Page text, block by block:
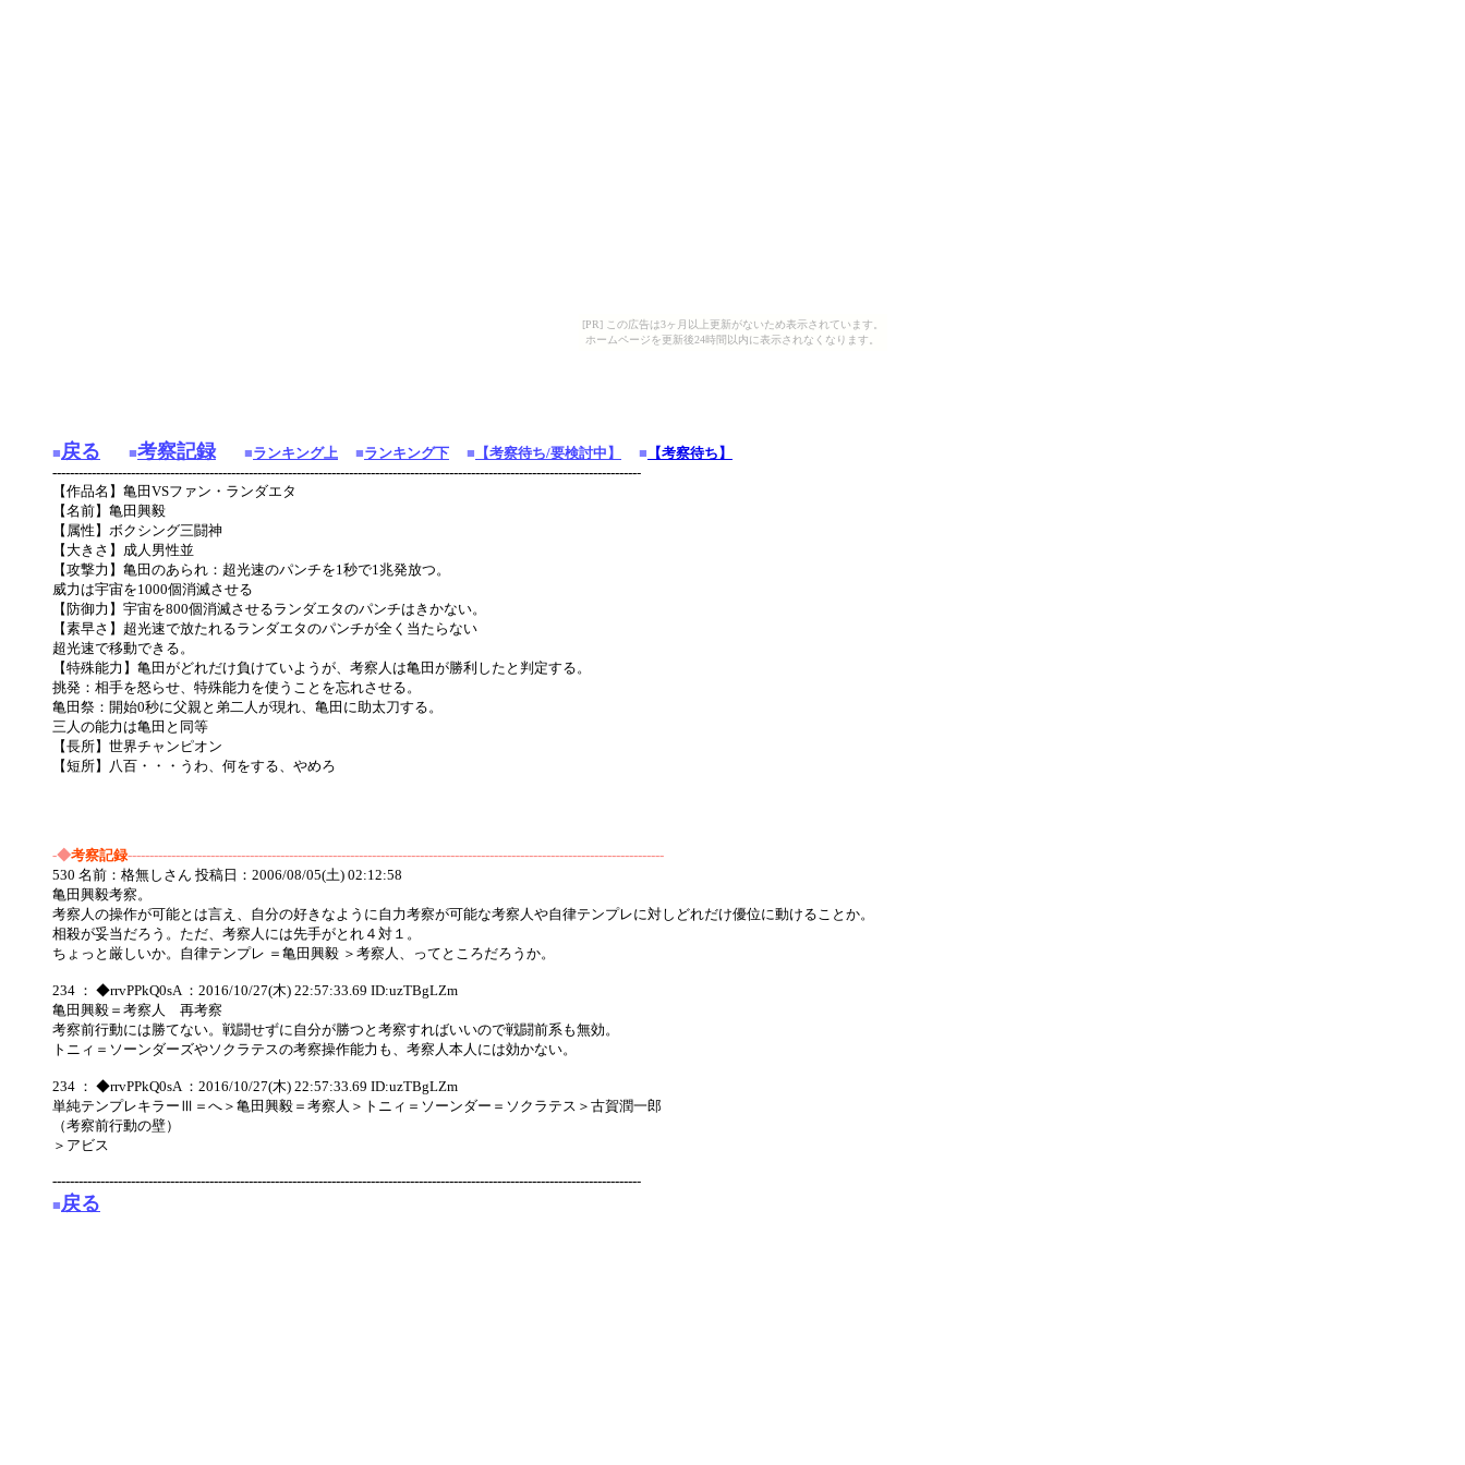
[PR] この広告は3ヶ月以上更新がないため表示されています。
ホームページを更新後24時間以内に表示されなくなります。
■戻る ■考察記録■ランキング上 ■ランキング下 ■ 【考察待ち/要検討中】 ■ 【考察待ち】
---------------------------------------------------------------------------------------------------------------------------------------
【作品名】亀田VSファン・ランダエタ
【名前】亀田興毅
【属性】ボクシング三闘神
【大きさ】成人男性並
【攻撃力】亀田のあられ：超光速のパンチを1秒で1兆発放つ。
威力は宇宙を1000個消滅させる
【防御力】宇宙を800個消滅させるランダエタのパンチはきかない。
【素早さ】超光速で放たれるランダエタのパンチが全く当たらない
超光速で移動できる。
【特殊能力】亀田がどれだけ負けていようが、考察人は亀田が勝利したと判定する。
挑発：相手を怒らせ、特殊能力を使うことを忘れさせる。
亀田祭：開始0秒に父親と弟二人が現れ、亀田に助太刀する。
三人の能力は亀田と同等
【長所】世界チャンピオン
【短所】八百・・・うわ、何をする、やめろ
-◆考察記録---------------------------------------------------------------------------------------------------------------------------
530 名前：格無しさん 投稿日：2006/08/05(土) 02:12:58
亀田興毅考察。
考察人の操作が可能とは言え、自分の好きなように自力考察が可能な考察人や自律テンプレに対しどれだけ優位に動けることか。
相殺が妥当だろう。ただ、考察人には先手がとれ４対１。
ちょっと厳しいか。自律テンプレ ＝亀田興毅 ＞考察人、ってところだろうか。
234 ： ◆rrvPPkQ0sA ：2016/10/27(木) 22:57:33.69 ID:uzTBgLZm
亀田興毅＝考察人 再考察
考察前行動には勝てない。戦闘せずに自分が勝つと考察すればいいので戦闘前系も無効。
トニィ＝ソーンダーズやソクラテスの考察操作能力も、考察人本人には効かない。
234 ： ◆rrvPPkQ0sA ：2016/10/27(木) 22:57:33.69 ID:uzTBgLZm
単純テンプレキラーⅢ＝へ＞亀田興毅＝考察人＞トニィ＝ソーンダー＝ソクラテス＞古賀潤一郎
（考察前行動の壁）
＞アビス
---------------------------------------------------------------------------------------------------------------------------------------
■戻る